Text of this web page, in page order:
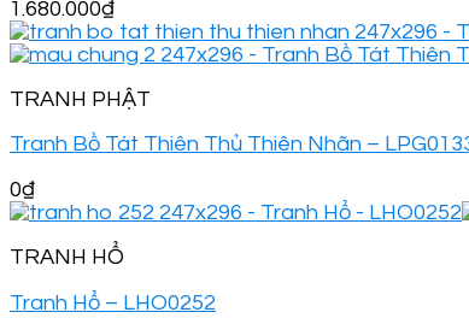
1.680.000₫
TRANH PHẬT
Tranh Bồ Tát Thiên Thủ Thiên Nhãn –
0₫
TRANH HỔ
Tranh Hổ – LHO0252